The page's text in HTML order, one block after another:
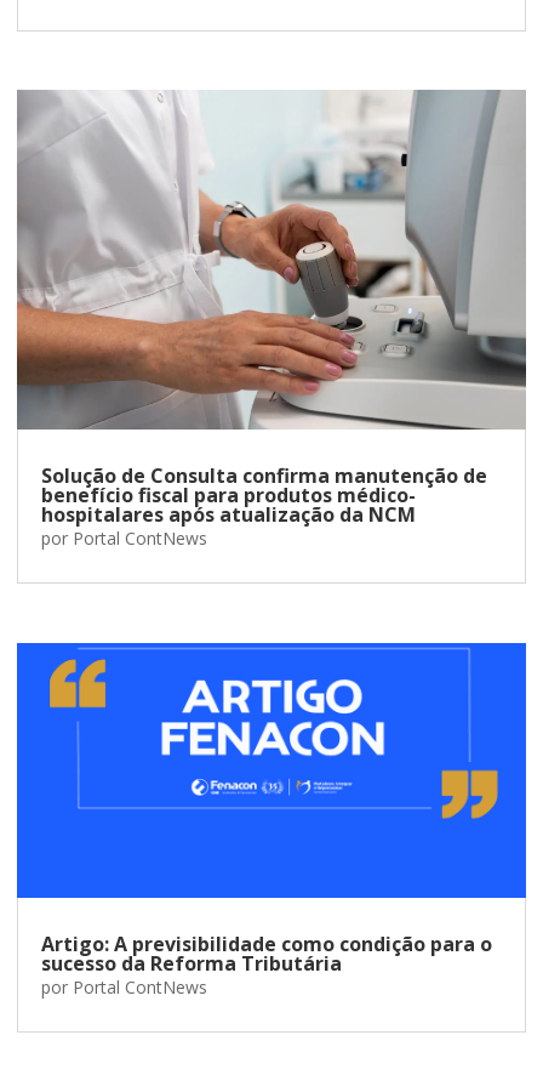
Solução de Consulta confirma manutenção de
benefício fiscal para produtos médico-
hospitalares após atualização da NCM
por Portal ContNews
Artigo: A previsibilidade como condição para o
sucesso da Reforma Tributária
por Portal ContNews